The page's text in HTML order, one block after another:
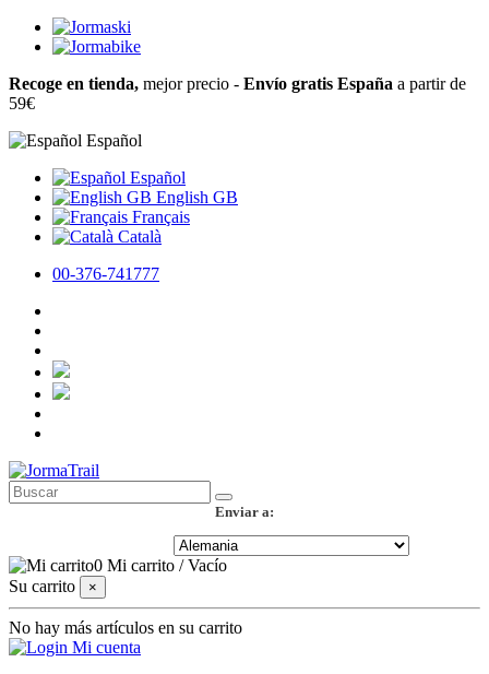
Recoge en tienda, mejor precio - Envío gratis España a partir de
59€
Español
Español
English GB
Français
Català
00-376-741777
Enviar a:
0 Mi carrito /Vacío
Su carrito
×
No hay más artículos en su carrito
Mi cuenta